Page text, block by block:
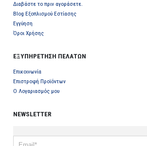
Διαβάστε το πριν αγοράσετε.
Blog Εξοπλισμού Εστίασης
Εγγύηση
Όροι Χρήσης
ΕΞΥΠΗΡΕΤΗΣΗ ΠΕΛΑΤΩΝ
Επικοινωνία
Επιστροφή Προϊόντων
Ο Λογαριασμός μου
NEWSLETTER